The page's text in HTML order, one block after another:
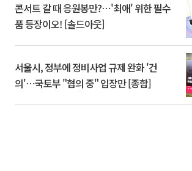
콘서트 갈 때 응원봉만?⋯'최애' 위한 필수
품 등장이오! [솔드아웃]
서울시, 정부에 정비사업 규제 완화 '건
의'⋯국토부 "협의 중" 입장만 [종합]